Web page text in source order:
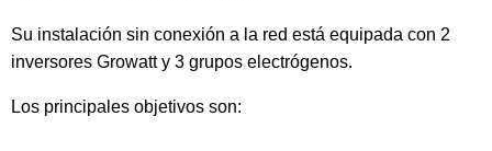
Su instalación sin conexión a la red está equipada con 2
inversores Growatt y 3 grupos electrógenos.
Los principales objetivos son: